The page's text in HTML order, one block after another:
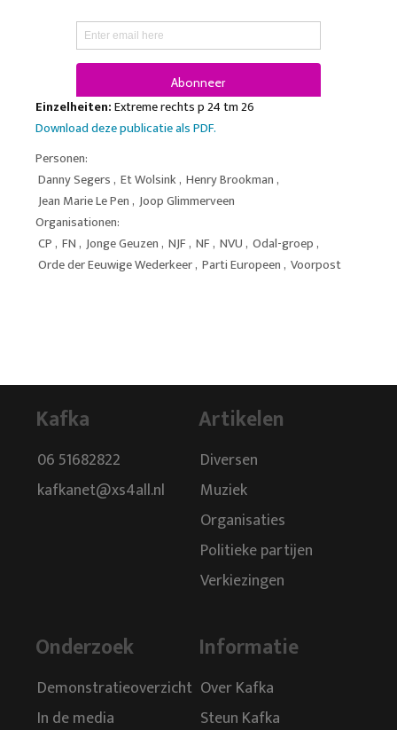
Einzelheiten:Extreme rechts p 24 tm 26
Download deze publicatie als PDF.
Personen:
Danny Segers, Et Wolsink, Henry Brookman,
Jean Marie Le Pen, Joop Glimmerveen
Organisationen:
CP, FN, Jonge Geuzen, NJF, NF, NVU, Odal-groep,
Orde der Eeuwige Wederkeer, Parti Europeen, Voorpost
Kafka
06 51682822
kafkanet@xs4all.nl
Artikelen
Diversen
Muziek
Organisaties
Politieke partijen
Verkiezingen
Onderzoek
Demonstratieoverzicht
In de media
Informatie
Over Kafka
Steun Kafka